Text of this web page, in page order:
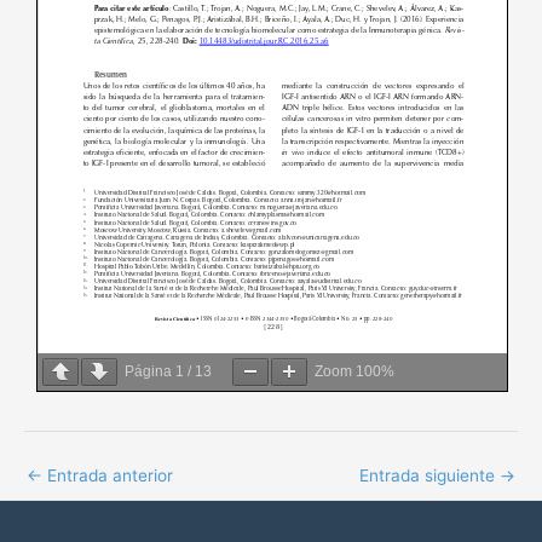
Página 1 / 13 Zoom 100%
← Entrada anterior Entrada siguiente →